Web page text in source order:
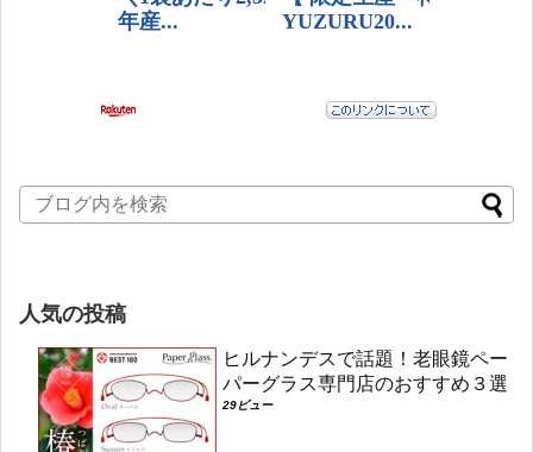
人気の投稿
ヒルナンデスで話題！老眼鏡ペー
パーグラス専門店のおすすめ３選
29ビュー